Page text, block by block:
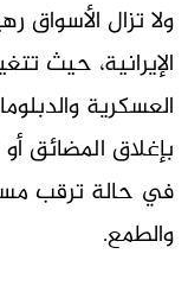
ولا تزال الأسواق
الإيرانية، حيث
العسكرية
بإغلاق المضائق
في حالة ترقب
والطمع.